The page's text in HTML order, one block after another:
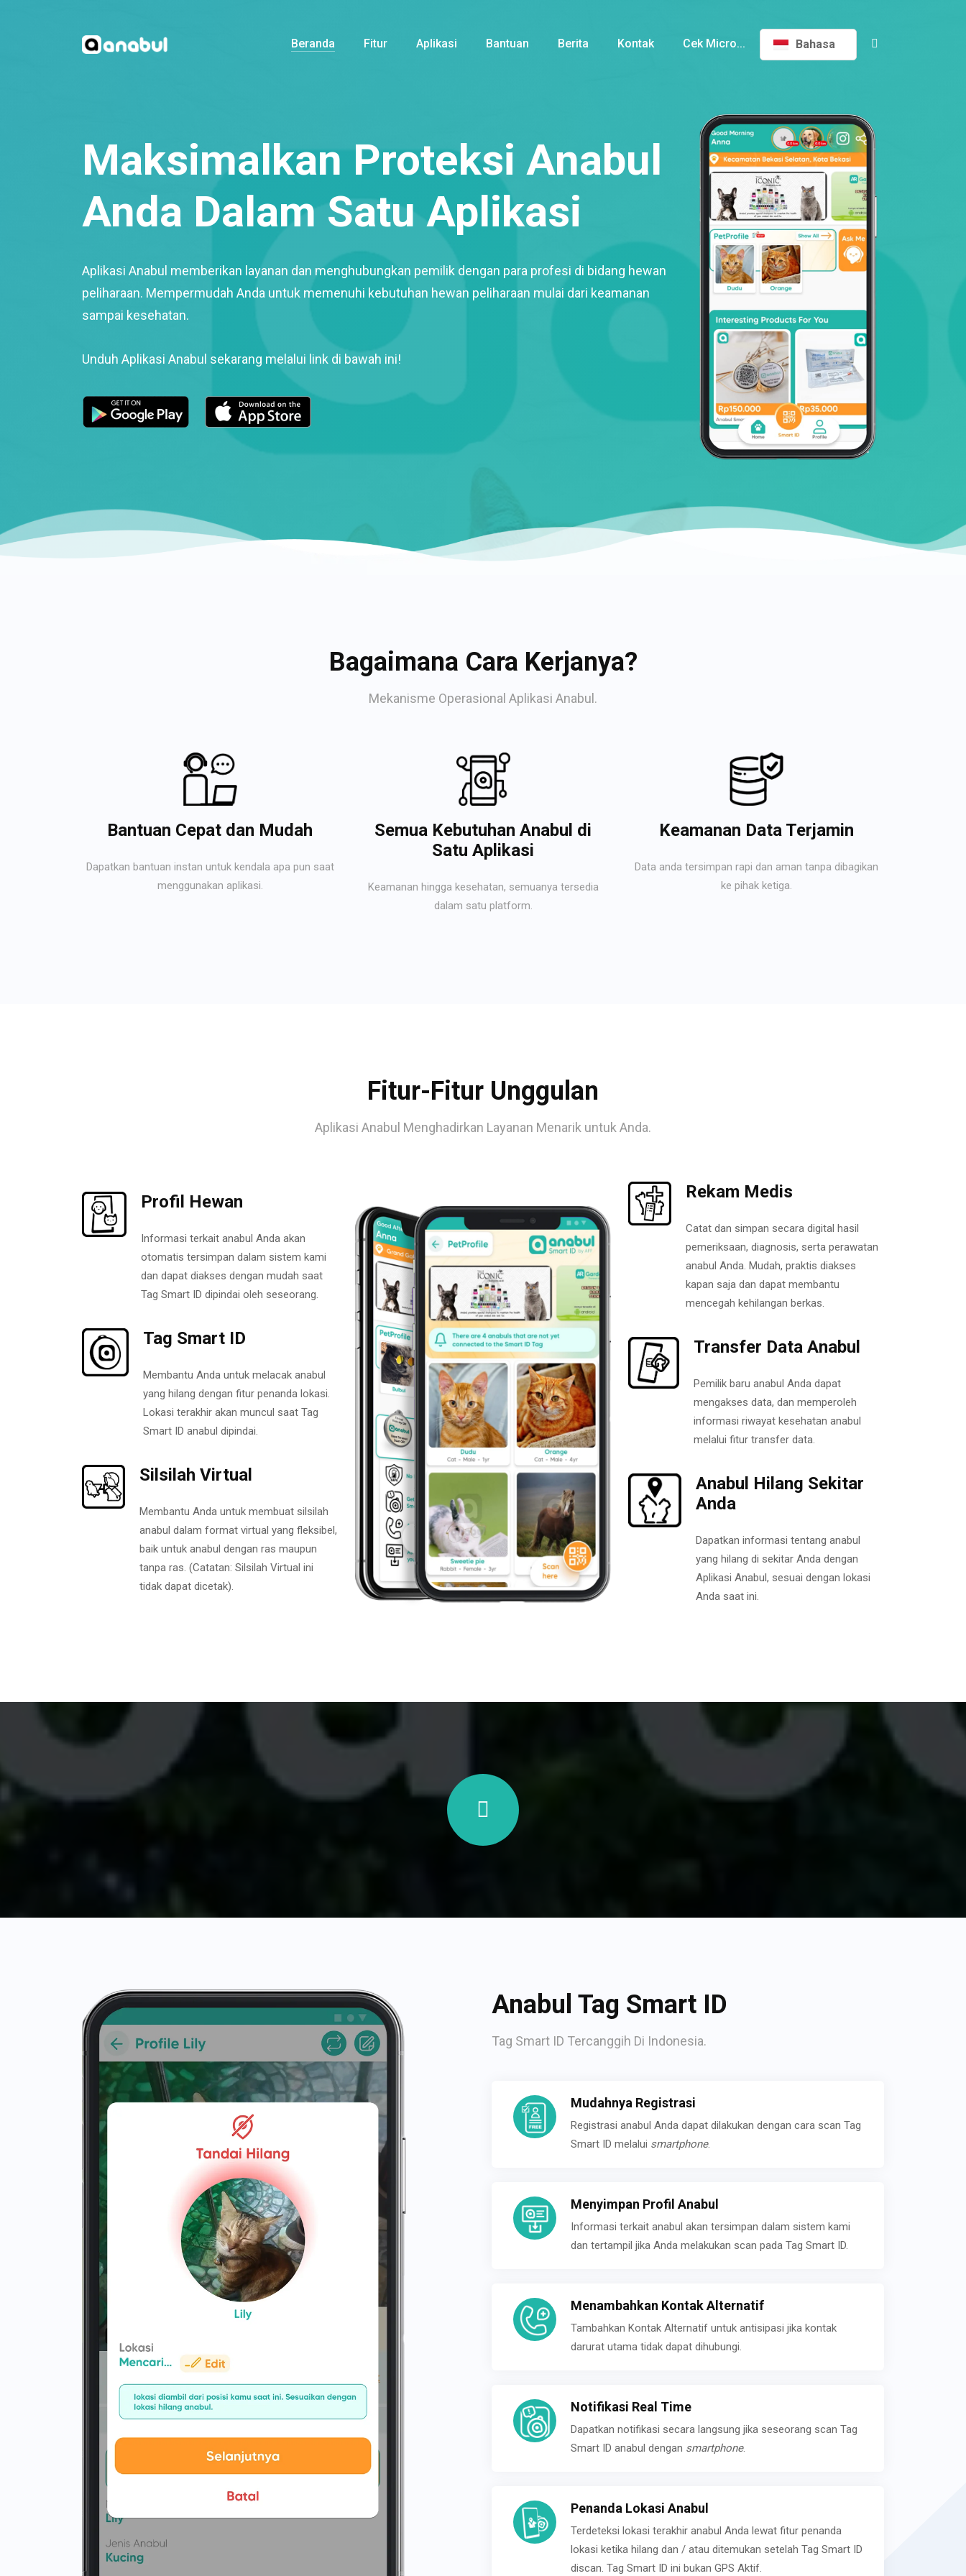
Beranda Fitur Aplikasi Bantuan Berita Kontak Cek Micro... Bahasa
Maksimalkan Proteksi Anabul
Anda Dalam Satu Aplikasi
Aplikasi Anabul memberikan layanan dan menghubungkan pemilik dengan para profesi di bidang hewan
peliharaan. Mempermudah Anda untuk memenuhi kebutuhan hewan peliharaan mulai dari keamanan
sampai kesehatan.
Unduh Aplikasi Anabul sekarang melalui link di bawah ini!
Bagaimana Cara Kerjanya?
Mekanisme Operasional Aplikasi Anabul.
Bantuan Cepat dan Mudah
Dapatkan bantuan instan untuk kendala apa pun saat
menggunakan aplikasi.
Semua Kebutuhan Anabul di
Satu Aplikasi
Keamanan hingga kesehatan, semuanya tersedia
dalam satu platform.
Keamanan Data Terjamin
Data anda tersimpan rapi dan aman tanpa dibagikan
ke pihak ketiga.
Fitur-Fitur Unggulan
Aplikasi Anabul Menghadirkan Layanan Menarik untuk Anda.
Profil Hewan
Informasi terkait anabul Anda akan
otomatis tersimpan dalam sistem kami
dan dapat diakses dengan mudah saat
Tag Smart ID dipindai oleh seseorang.
Tag Smart ID
Membantu Anda untuk melacak anabul
yang hilang dengan fitur penanda lokasi.
Lokasi terakhir akan muncul saat Tag
Smart ID anabul dipindai.
Silsilah Virtual
Membantu Anda untuk membuat silsilah
anabul dalam format virtual yang fleksibel,
baik untuk anabul dengan ras maupun
tanpa ras. (Catatan: Silsilah Virtual ini
tidak dapat dicetak).
Rekam Medis
Catat dan simpan secara digital hasil
pemeriksaan, diagnosis, serta perawatan
anabul Anda. Mudah, praktis diakses
kapan saja dan dapat membantu
mencegah kehilangan berkas.
Transfer Data Anabul
Pemilik baru anabul Anda dapat
mengakses data, dan memperoleh
informasi riwayat kesehatan anabul
melalui fitur transfer data.
Anabul Hilang Sekitar
Anda
Dapatkan informasi tentang anabul
yang hilang di sekitar Anda dengan
Aplikasi Anabul, sesuai dengan lokasi
Anda saat ini.
Anabul Tag Smart ID
Tag Smart ID Tercanggih Di Indonesia.
Mudahnya Registrasi
Registrasi anabul Anda dapat dilakukan dengan cara scan Tag
Smart ID melalui smartphone.
Menyimpan Profil Anabul
Informasi terkait anabul akan tersimpan dalam sistem kami
dan tertampil jika Anda melakukan scan pada Tag Smart ID.
Menambahkan Kontak Alternatif
Tambahkan Kontak Alternatif untuk antisipasi jika kontak
darurat utama tidak dapat dihubungi.
Notifikasi Real Time
Dapatkan notifikasi secara langsung jika seseorang scan Tag
Smart ID anabul dengan smartphone.
Penanda Lokasi Anabul
Terdeteksi lokasi terakhir anabul Anda lewat fitur penanda
lokasi ketika hilang dan / atau ditemukan setelah Tag Smart ID
discan. Tag Smart ID ini bukan GPS Aktif.